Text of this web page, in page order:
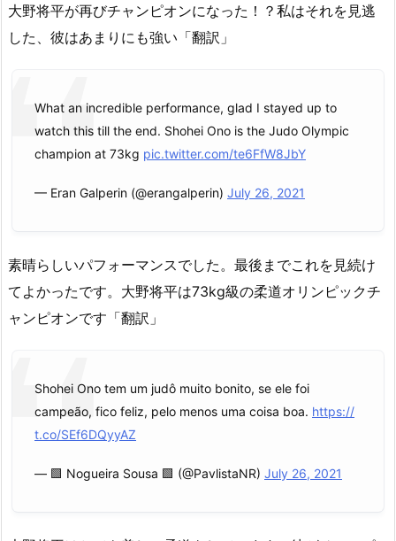
大野将平が再びチャンピオンになった！？私はそれを見逃
した、彼はあまりにも強い「翻訳」
What an incredible performance, glad I stayed up to
watch this till the end. Shohei Ono is the Judo Olympic
champion at 73kg pic.twitter.com/te6FfW8JbY
— Eran Galperin (@erangalperin) July 26, 2021
素晴らしいパフォーマンスでした。最後までこれを見続け
てよかったです。大野将平は73kg級の柔道オリンピックチ
ャンピオンです「翻訳」
Shohei Ono tem um judô muito bonito, se ele foi
campeão, fico feliz, pelo menos uma coisa boa. https://
t.co/SEf6DQyyAZ
— 🟩 Nogueira Sousa 🟩 (@PavlistaNR) July 26, 2021